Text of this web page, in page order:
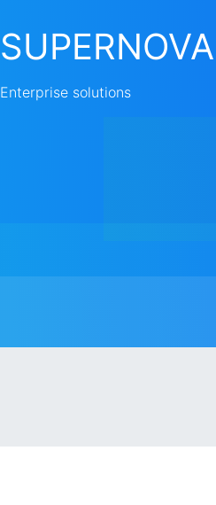
SUPERNOVA
Enterprise solutions